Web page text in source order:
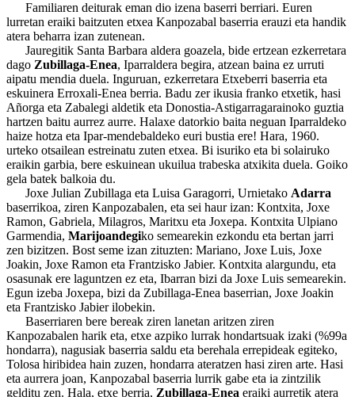
Familiaren deiturak eman dio izena baserri berriari. Euren
lurretan eraiki baitzuten etxea Kanpozabal baserria erauzi eta handik
atera beharra izan zutenean.
Jauregitik Santa Barbara aldera goazela, bide ertzean ezkerretara
dago Zubillaga-Enea, Iparraldera begira, atzean baina ez urruti
aipatu mendia duela. Inguruan, ezkerretara Etxeberri baserria eta
eskuinera Erroxali-Enea berria. Badu zer ikusia franko etxetik, hasi
Añorga eta Zabalegi aldetik eta Donostia-Astigarragarainoko guztia
hartzen baitu aurrez aurre. Halaxe datorkio baita neguan Iparraldeko
haize hotza eta Ipar-mendebaldeko euri bustia ere! Hara, 1960.
urteko otsailean estreinatu zuten etxea. Bi isuriko eta bi solairuko
eraikin garbia, bere eskuinean ukuilua trabeska atxikita duela. Goiko
gela batek balkoia du.
Joxe Julian Zubillaga eta Luisa Garagorri, Urnietako Adarra
baserrikoa, ziren Kanpozabalen, eta sei haur izan: Kontxita, Joxe
Ramon, Gabriela, Milagros, Maritxu eta Joxepa. Kontxita Ulpiano
Garmendia, Marijoandegiko semearekin ezkondu eta bertan jarri
zen bizitzen. Bost seme izan zituzten: Mariano, Joxe Luis, Joxe
Joakin, Joxe Ramon eta Frantzisko Jabier. Kontxita alargundu, eta
osasunak ere laguntzen ez eta, Ibarran bizi da Joxe Luis semearekin.
Egun izeba Joxepa, bizi da Zubillaga-Enea baserrian, Joxe Joakin
eta Frantzisko Jabier ilobekin.
Baserriaren bere bereak ziren lanetan aritzen ziren
Kanpozabalen harik eta, etxe azpiko lurrak hondartsuak izaki (%99a
hondarra), nagusiak baserria saldu eta berehala errepideak egiteko,
Tolosa hiribidea hain zuzen, hondarra ateratzen hasi ziren arte. Hasi
eta aurrera joan, Kanpozabal baserria lurrik gabe eta ia zintzilik
gelditu zen. Hala, etxe berria, Zubillaga-Enea eraiki aurretik atera